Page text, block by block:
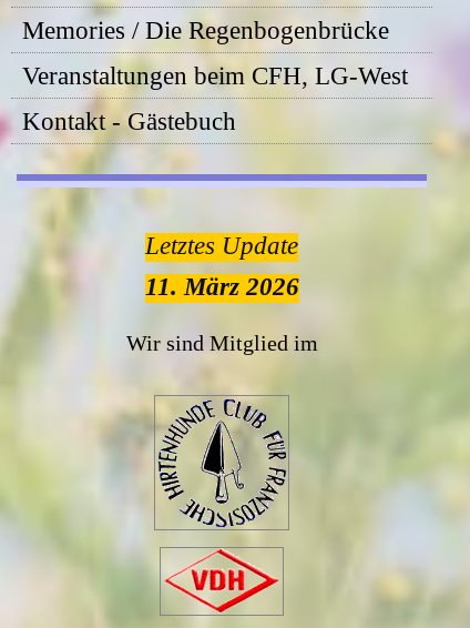
Memories / Die Regenbogenbrücke
Veranstaltungen beim CFH, LG-West
Kontakt - Gästebuch
Letztes Update
11. März 2026
Wir sind Mitglied im